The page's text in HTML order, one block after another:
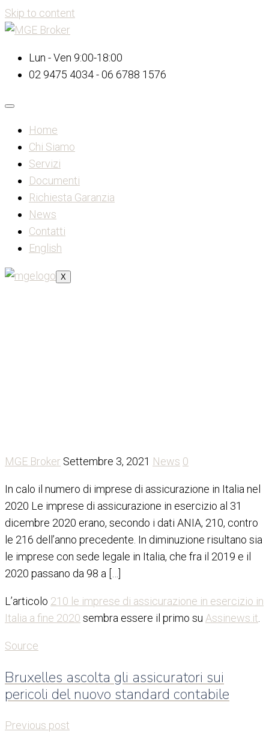
Skip to content
Lun - Ven 9:00-18:00
02 9475 4034 - 06 6788 1576
Home
Chi Siamo
Servizi
Documenti
Richiesta Garanzia
News
Contatti
English
X
MGE Broker Settembre 3, 2021 News 0
In calo il numero di imprese di assicurazione in Italia nel
2020 Le imprese di assicurazione in esercizio al 31
dicembre 2020 erano, secondo i dati ANIA, 210, contro
le 216 dell’anno precedente. In diminuzione risultano sia
le imprese con sede legale in Italia, che fra il 2019 e il
2020 passano da 98 a […]
L’articolo 210 le imprese di assicurazione in esercizio in
Italia a fine 2020 sembra essere il primo su Assinews.it
Source
Bruxelles ascolta gli assicuratori sui
pericoli del nuovo standard contabile
Previous post